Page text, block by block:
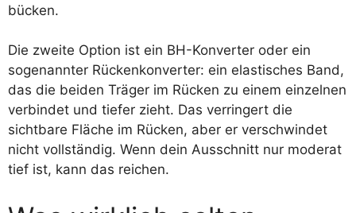
bücken.
Die zweite Option ist ein BH-Konverter oder ein
sogenannter Rückenkonverter: ein elastisches Band,
das die beiden Träger im Rücken zu einem einzelnen
verbindet und tiefer zieht. Das verringert die
sichtbare Fläche im Rücken, aber er verschwindet
nicht vollständig. Wenn dein Ausschnitt nur moderat
tief ist, kann das reichen.